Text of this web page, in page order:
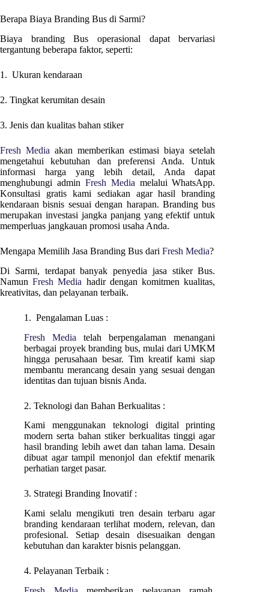
Berapa Biaya Branding Bus di Sarmi?
Biaya branding Bus operasional dapat bervariasi
tergantung beberapa faktor, seperti:
1. Ukuran kendaraan
2. Tingkat kerumitan desain
3. Jenis dan kualitas bahan stiker
Fresh Media akan memberikan estimasi biaya setelah
mengetahui kebutuhan dan preferensi Anda. Untuk
informasi harga yang lebih detail, Anda dapat
menghubungi admin Fresh Media melalui WhatsApp.
Konsultasi gratis kami sediakan agar hasil branding
kendaraan bisnis sesuai dengan harapan. Branding bus
merupakan investasi jangka panjang yang efektif untuk
memperluas jangkauan promosi usaha Anda.
Mengapa Memilih Jasa Branding Bus dari Fresh Media?
Di Sarmi, terdapat banyak penyedia jasa stiker Bus.
NamunFresh Media hadir dengan komitmen kualitas,
kreativitas, dan pelayanan terbaik.
1. Pengalaman Luas :
Fresh Media telah berpengalaman menangani
berbagai proyek branding bus, mulai dari UMKM
hingga perusahaan besar. Tim kreatif kami siap
membantu merancang desain yang sesuai dengan
identitas dan tujuan bisnis Anda.
2. Teknologi dan Bahan Berkualitas :
Kami menggunakan teknologi digital printing
modern serta bahan stiker berkualitas tinggi agar
hasil branding lebih awet dan tahan lama. Desain
dibuat agar tampil menonjol dan efektif menarik
perhatian target pasar.
3. Strategi Branding Inovatif :
Kami selalu mengikuti tren desain terbaru agar
branding kendaraan terlihat modern, relevan, dan
profesional. Setiap desain disesuaikan dengan
kebutuhan dan karakter bisnis pelanggan.
4. Pelayanan Terbaik :